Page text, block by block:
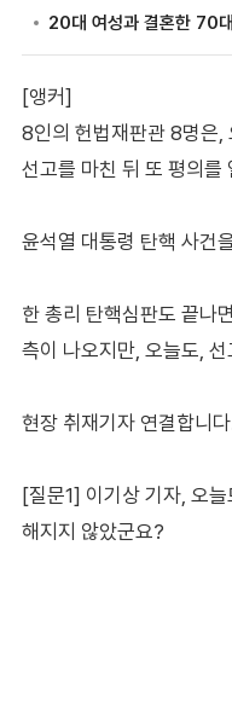
[앵커]
8인의 헌법재판관 8명은,
선고를 마친 뒤 또 평의를
윤석열 대통령 탄핵 사건
한 총리 탄핵심판도 끝나
측이 나오지만, 오늘도,
현장 취재기자 연결합니
[질문1] 이기상 기자, 오
해지지 않았군요?